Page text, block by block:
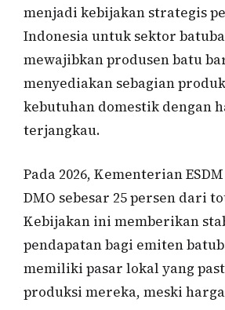
menjadi kebijakan strategis
Indonesia untuk sektor
mewajibkan produsen batu
menyediakan sebagian
kebutuhan domestik dengan
terjangkau.
Pada 2026, Kementerian
DMO sebesar 25 persen dari
Kebijakan ini memberikan
pendapatan bagi emiten
memiliki pasar lokal yang
produksi mereka, meski